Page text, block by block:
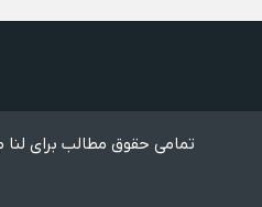
تمامی حقوق مطالب برای